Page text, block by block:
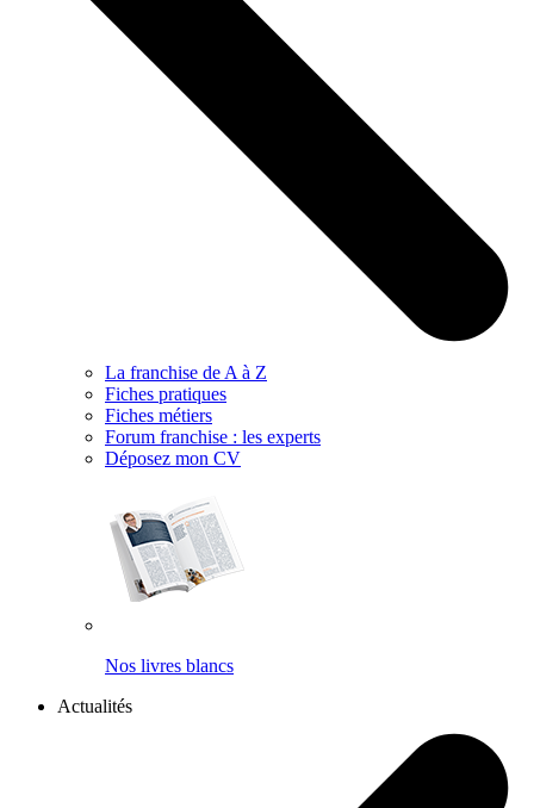
La franchise de A à Z
Fiches pratiques
Fiches métiers
Forum franchise : les experts
Déposez mon CV
Nos livres blancs
Actualités